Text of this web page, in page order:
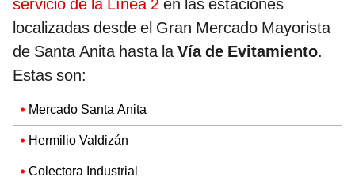
servicio de la Línea 2 en las estaciones
localizadas desde el Gran Mercado Mayorista
de Santa Anita hasta laVía de Evitamiento.
Estas son:
Mercado Santa Anita
Hermilio Valdizán
Colectora Industrial